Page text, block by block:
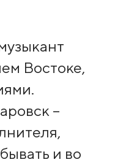
Востоке,
–
и во